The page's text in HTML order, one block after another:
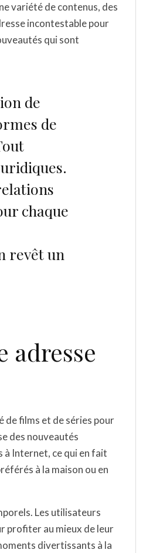
variété de contenus, des
incontestable pour
qui sont
de
de
chaque
revêt un
adresse
films et de séries pour
des nouveautés
à Internet, ce qui en fait
à la maison ou en
Les utilisateurs
profiter au mieux de leur
divertissants à la